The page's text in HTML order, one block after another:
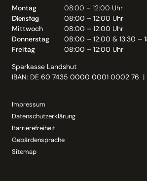
Montag
08:00 – 12:00 Uhr
Dienstag
08:00 – 12:00 Uhr
Mittwoch
08:00 – 12:00 Uhr
Donnerstag
08:00 – 12:00 & 13:30 –
Freitag
08:00 – 12:00 Uhr
Sparkasse Landshut
IBAN: DE 60 7435 0000 0001 0002 76 |
Impressum
Datenschutzerklärung
Barrierefreiheit
Gebärdensprache
Sitemap